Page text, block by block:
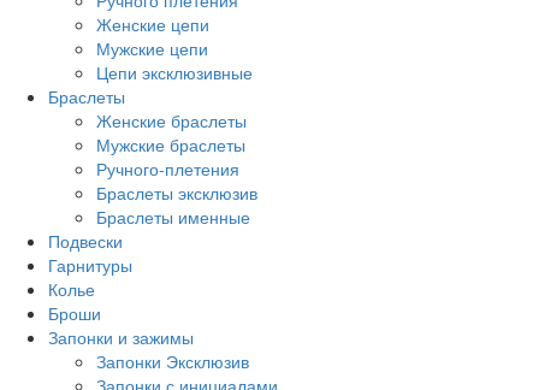
Женские цепи
Мужские цепи
Цепи эксклюзивные
Браслеты
Женские браслеты
Мужские браслеты
Ручного-плетения
Браслеты эксклюзив
Браслеты именные
Подвески
Гарнитуры
Колье
Броши
Запонки и зажимы
Запонки Эксклюзив
Запонки с инициалами